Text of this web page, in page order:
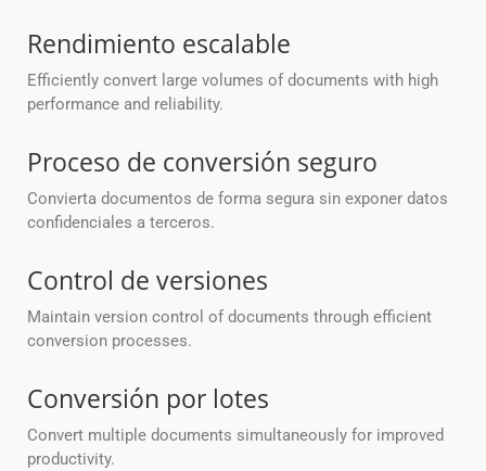
Rendimiento escalable
Efficiently convert large volumes of documents with high
performance and reliability.
Proceso de conversión seguro
Convierta documentos de forma segura sin exponer datos
confidenciales a terceros.
Control de versiones
Maintain version control of documents through efficient
conversion processes.
Conversión por lotes
Convert multiple documents simultaneously for improved
productivity.